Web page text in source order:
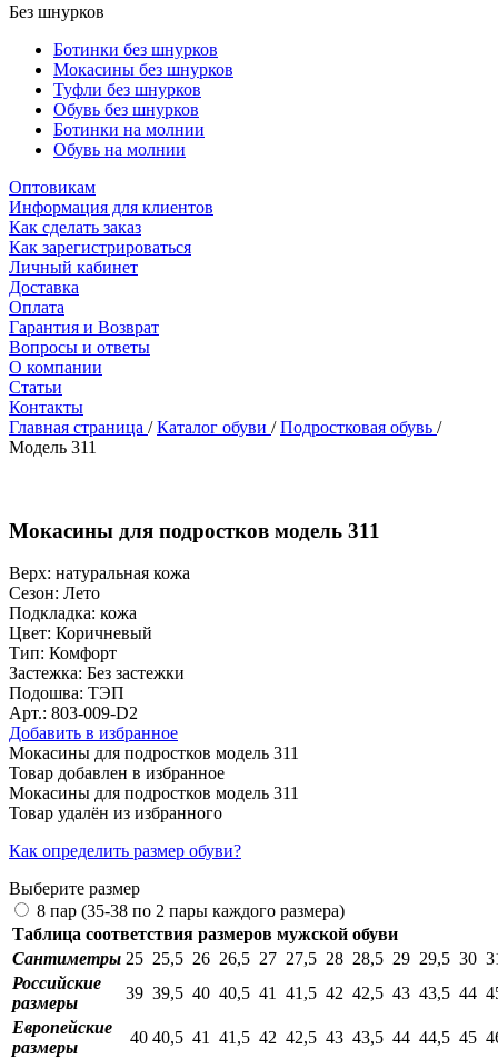
Без шнурков
Ботинки без шнурков
Мокасины без шнурков
Туфли без шнурков
Обувь без шнурков
Ботинки на молнии
Обувь на молнии
Оптовикам
Информация для клиентов
Как сделать заказ
Как зарегистрироваться
Личный кабинет
Доставка
Оплата
Гарантия и Возврат
Вопросы и ответы
О компании
Статьи
Контакты
Главная страница / Каталог обуви / Подростковая обувь /
Модель 311
Мокасины для подростков модель 311
Верх: натуральная кожа
Сезон: Лето
Подкладка: кожа
Цвет: Коричневый
Тип: Комфорт
Застежка: Без застежки
Подошва: ТЭП
Арт.: 803-009-D2
Добавить в избранное
Мокасины для подростков модель 311
Товар добавлен в избранное
Мокасины для подростков модель 311
Товар удалён из избранного
Как определить размер обуви?
Выберите размер
8 пар (35-38 по 2 пары каждого размера)
Таблица соответствия размеров мужской обуви
Сантиметры 25 25,5 26 26,5 27 27,5 28 28,5 29 29,5 30
Российские
размеры
39 39,5 40 40,5 41 41,5 42 42,5 43 43,5 44
Европейские
размеры
40 40,5 41 41,5 42 42,5 43 43,5 44 44,5 45